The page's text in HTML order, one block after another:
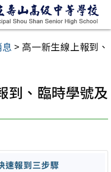
> 高一新生線上報到、
到、臨時學號及